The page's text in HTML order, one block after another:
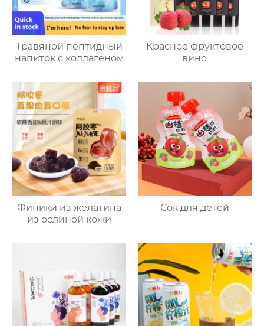
Травяной пептидный
напиток с коллагеном
Красное фруктовое
вино
Финики из желатина
из ослиной кожи
Сок для детей